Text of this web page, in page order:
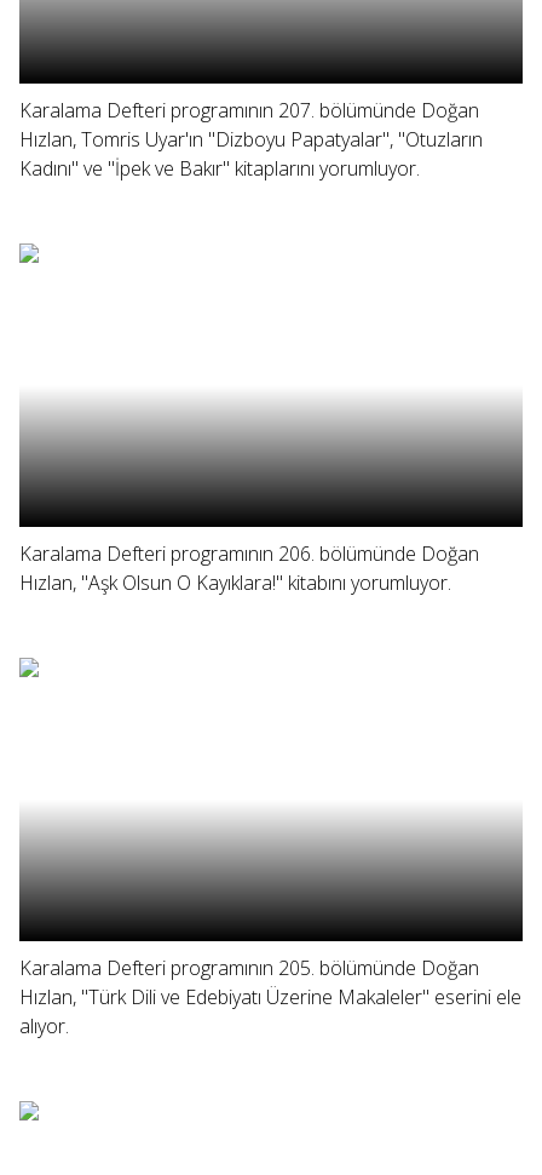
Karalama Defteri programının 207. bölümünde Doğan
Hızlan, Tomris Uyar'ın "Dizboyu Papatyalar", "Otuzların
Kadını" ve "İpek ve Bakır" kitaplarını yorumluyor.
Karalama Defteri programının 206. bölümünde Doğan
Hızlan, "Aşk Olsun O Kayıklara!" kitabını yorumluyor.
Karalama Defteri programının 205. bölümünde Doğan
Hızlan, "Türk Dili ve Edebiyatı Üzerine Makaleler" eserini ele
alıyor.